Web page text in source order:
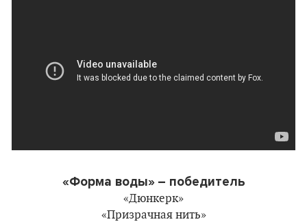
«Форма воды» – победитель
«Дюнкерк»
«Призрачная нить»